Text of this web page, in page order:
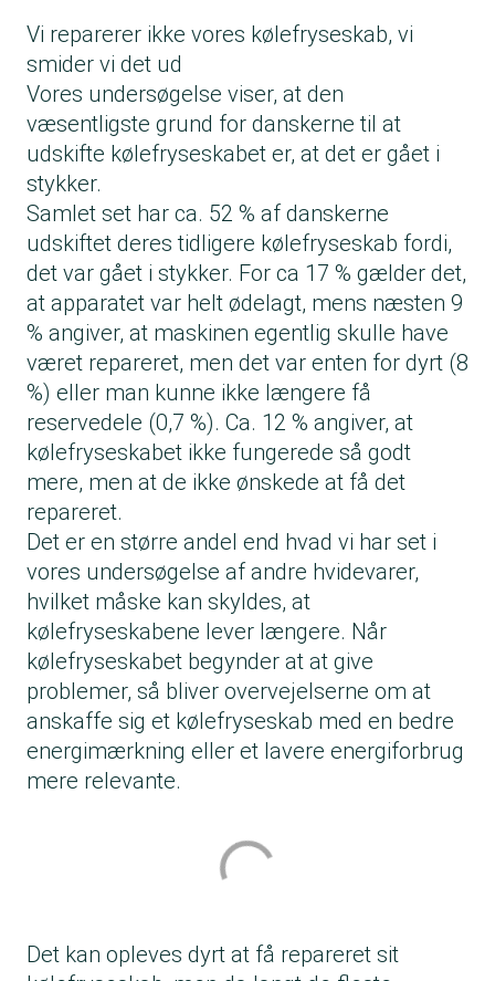
Vi reparerer ikke vores kølefryseskab, vi
smider vi det ud
Vores undersøgelse viser, at den
væsentligste grund for danskerne til at
udskifte kølefryseskabet er, at det er gået i
stykker.
Samlet set har ca. 52 % af danskerne
udskiftet deres tidligere kølefryseskab fordi,
det var gået i stykker. For ca 17 % gælder det,
at apparatet var helt ødelagt, mens næsten 9
% angiver, at maskinen egentlig skulle have
været repareret, men det var enten for dyrt (8
%) eller man kunne ikke længere få
reservedele (0,7 %). Ca. 12 % angiver, at
kølefryseskabet ikke fungerede så godt
mere, men at de ikke ønskede at få det
repareret.
Det er en større andel end hvad vi har set i
vores undersøgelse af andre hvidevarer,
hvilket måske kan skyldes, at
kølefryseskabene lever længere. Når
kølefryseskabet begynder at at give
problemer, så bliver overvejelserne om at
anskaffe sig et kølefryseskab med en bedre
energimærkning eller et lavere energiforbrug
mere relevante.
Det kan opleves dyrt at få repareret sit